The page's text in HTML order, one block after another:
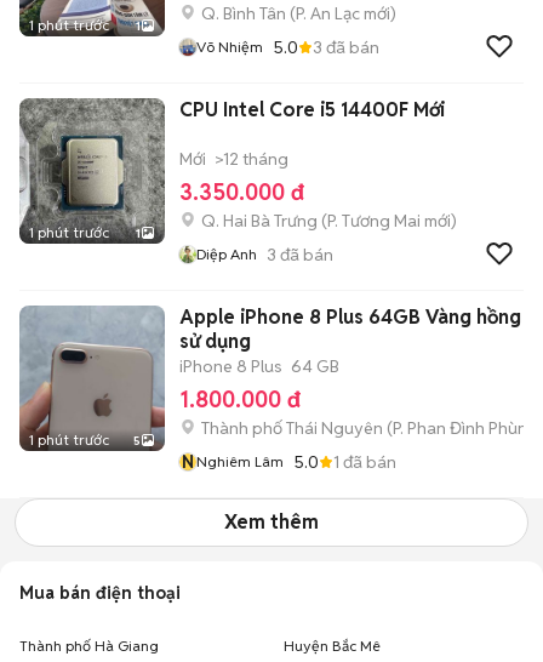
1 phút trước 1
Q. Bình Tân (P. An Lạc mới)
Võ Nhiệm 5.0 3 đã bán
1 phút trước 1
CPU Intel Core i5 14400F Mới
Mới >12 tháng
3.350.000 đ
Q. Hai Bà Trưng (P. Tương Mai mới)
Diệp Anh 3 đã bán
1 phút trước 5
Apple iPhone 8 Plus 64GB Vàng hồng
sử dụng
iPhone 8 Plus 64 GB
1.800.000 đ
Thành phố Thái Nguyên (P. Phan Đình Phùng
NNghiêm Lâm 5.0 1 đã bán
Xem thêm
Mua bán điện thoại
Thành phố Hà Giang Huyện Bắc Mê